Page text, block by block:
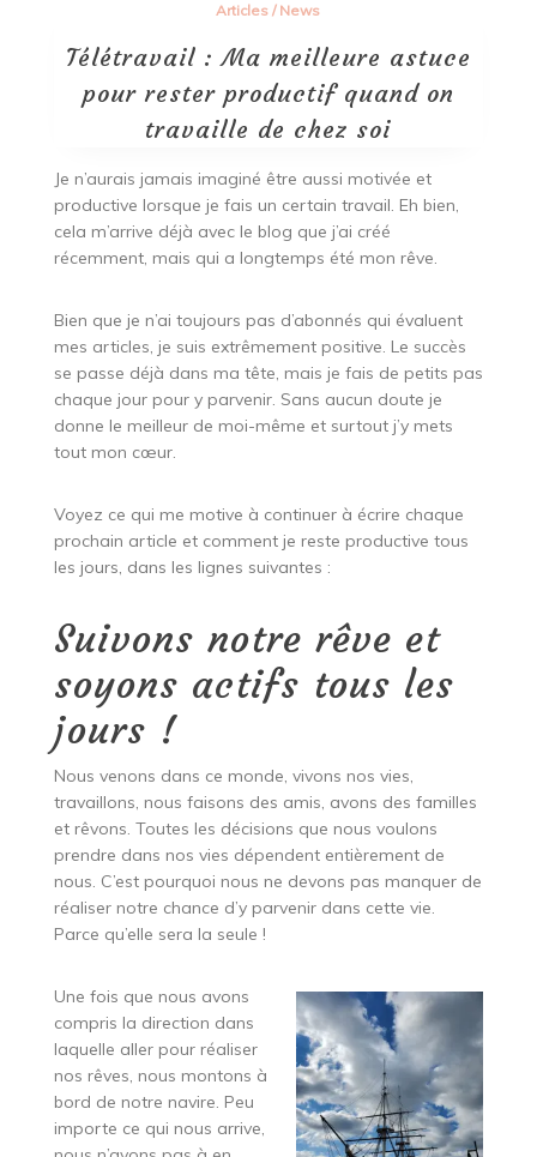
Articles / News
Télétravail : Ma meilleure astuce
pour rester productif quand on
travaille de chez soi
Je n’aurais jamais imaginé être aussi motivée et
productive lorsque je fais un certain travail. Eh bien,
cela m’arrive déjà avec le blog que j’ai créé
récemment, mais qui a longtemps été mon rêve.
Bien que je n’ai toujours pas d’abonnés qui évaluent
mes articles, je suis extrêmement positive. Le succès
se passe déjà dans ma tête, mais je fais de petits pas
chaque jour pour y parvenir. Sans aucun doute je
donne le meilleur de moi-même et surtout j’y mets
tout mon cœur.
Voyez ce qui me motive à continuer à écrire chaque
prochain article et comment je reste productive tous
les jours, dans les lignes suivantes :
Suivons notre rêve et
soyons actifs tous les
jours !
Nous venons dans ce monde, vivons nos vies,
travaillons, nous faisons des amis, avons des familles
et rêvons. Toutes les décisions que nous voulons
prendre dans nos vies dépendent entièrement de
nous. C’est pourquoi nous ne devons pas manquer de
réaliser notre chance d’y parvenir dans cette vie.
Parce qu’elle sera la seule !
Une fois que nous avons
compris la direction dans
laquelle aller pour réaliser
nos rêves, nous montons à
bord de notre navire. Peu
importe ce qui nous arrive,